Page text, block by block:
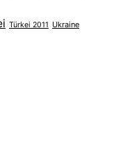
Türkei 2011 Ukraine